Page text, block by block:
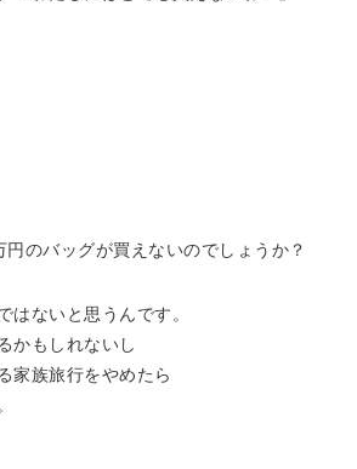
のバッグが買えないのでしょうか？
はないと思うんです。
かもしれないし
家族旅行をやめたら